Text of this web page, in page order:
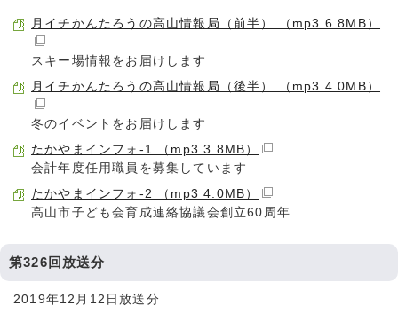
月イチかんたろうの高山情報局（前半） （mp3 6.8MB）
スキー場情報をお届けします
月イチかんたろうの高山情報局（後半） （mp3 4.0MB）
冬のイベントをお届けします
たかやまインフォ-1 （mp3 3.8MB）
会計年度任用職員を募集しています
たかやまインフォ-2 （mp3 4.0MB）
高山市子ども会育成連絡協議会創立60周年
第326回放送分
2019年12月12日放送分